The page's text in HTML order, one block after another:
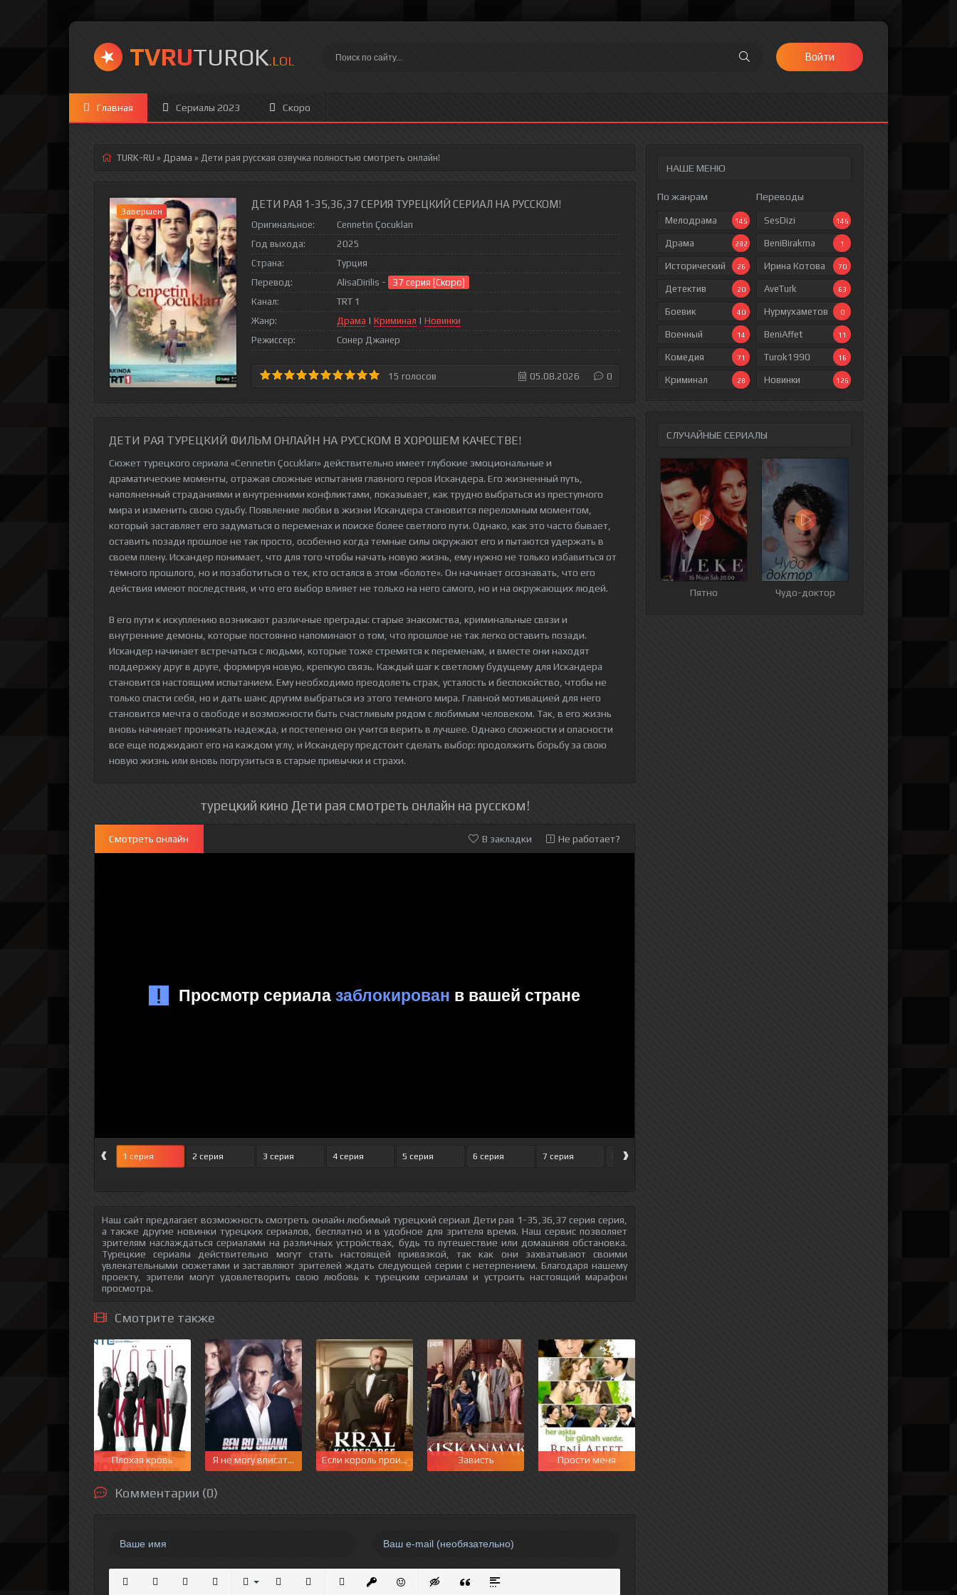
TVRUTUROK.LOL Войти
Главная Сериалы 2023 Скоро
НАШЕ МЕНЮ
По жанрам
Мелодрама 145
Драма 282
Исторический 26
Детектив 20
Боевик 40
Военный 14
Комедия 71
Криминал 28
Переводы
SesDizi 146
BeniBirakma 1
Ирина Котова 70
AveTurk 63
Нурмухаметов 0
BeniAffet 11
Turok1990 16
Новинки 126
СЛУЧАЙНЫЕ СЕРИАЛЫ
Пятно Чудо-доктор
TURK-RU » Драма » Дети рая русская озвучка полностью смотреть онлайн!
Завершен
ДЕТИ РАЯ 1-35,36,37 СЕРИЯ ТУРЕЦКИЙ СЕРИАЛ НА РУССКОМ!
Оригинальное:
Cennetin Çocukları
Год выхода:
2025
Страна:
Турция
Перевод:
AlisaDirilis -
37 серия [Скоро]
Канал:
TRT 1
Жанр:
Драма | Криминал | Новинки
Режиссер:
Сонер Джанер
15 голосов 05.08.2026 0
ДЕТИ РАЯ ТУРЕЦКИЙ ФИЛЬМ ОНЛАЙН НА РУССКОМ В ХОРОШЕМ КАЧЕСТВЕ!
Сюжет турецкого сериала «Cennetin Çocukları» действительно имеет глубокие эмоциональные и
драматические моменты, отражая сложные испытания главного героя Искандера. Его жизненный путь,
наполненный страданиями и внутренними конфликтами, показывает, как трудно выбраться из преступного
мира и изменить свою судьбу. Появление любви в жизни Искандера становится переломным моментом,
который заставляет его задуматься о переменах и поиске более светлого пути. Однако, как это часто бывает,
оставить позади прошлое не так просто, особенно когда темные силы окружают его и пытаются удержать в
своем плену. Искандер понимает, что для того чтобы начать новую жизнь, ему нужно не только избавиться от
тёмного прошлого, но и позаботиться о тех, кто остался в этом «болоте». Он начинает осознавать, что его
действия имеют последствия, и что его выбор влияет не только на него самого, но и на окружающих людей.
В его пути к искуплению возникают различные преграды: старые знакомства, криминальные связи и
внутренние демоны, которые постоянно напоминают о том, что прошлое не так легко оставить позади.
Искандер начинает встречаться с людьми, которые тоже стремятся к переменам, и вместе они находят
поддержку друг в друге, формируя новую, крепкую связь. Каждый шаг к светлому будущему для Искандера
становится настоящим испытанием. Ему необходимо преодолеть страх, усталость и беспокойство, чтобы не
только спасти себя, но и дать шанс другим выбраться из этого темного мира. Главной мотивацией для него
становится мечта о свободе и возможности быть счастливым рядом с любимым человеком. Так, в его жизнь
вновь начинает проникать надежда, и постепенно он учится верить в лучшее. Однако сложности и опасности
все еще поджидают его на каждом углу, и Искандеру предстоит сделать выбор: продолжить борьбу за свою
новую жизнь или вновь погрузиться в старые привычки и страхи.
турецкий кино Дети рая смотреть онлайн на русском!
Смотреть онлайн В закладки Не работает?
‹ 1 серия 2 серия 3 серия 4 серия 5 серия 6 серия 7 серия 8 серия
›
Наш сайт предлагает возможность смотреть онлайн любимый турецкий сериал Дети рая 1-35,36,37 серия серия,
а также другие новинки турецких сериалов, бесплатно и в удобное для зрителя время. Наш сервис позволяет
зрителям наслаждаться сериалами на различных устройствах, будь то путешествие или домашняя обстановка.
Турецкие сериалы действительно могут стать настоящей привязкой, так как они захватывают своими
увлекательными сюжетами и заставляют зрителей ждать следующей серии с нетерпением. Благодаря нашему
проекту, зрители могут удовлетворить свою любовь к турецким сериалам и устроить настоящий марафон
просмотра.
Смотрите также
Плохая кровь Я не могу вписаться в этот мирЕсли король проиграет Зависть Прости меня
Комментарии (0)